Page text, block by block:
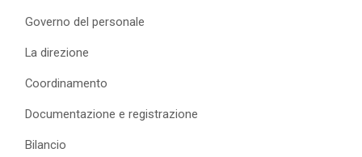
Governo del personale
La direzione
Coordinamento
Documentazione e registrazione
Bilancio